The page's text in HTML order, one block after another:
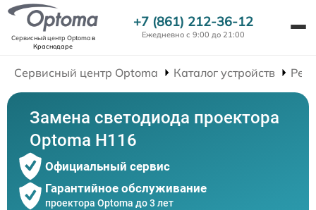
Сервисный центр Optomaв
Краснодаре
+7 (861) 212-36-12
Ежедневно с 9:00 до 21:00
Сервисный центр Optoma Каталог устройств
Замена светодиода проектора
Optoma H116
Официальный сервис
Гарантийное обслуживание
проектора Optoma до 3 лет